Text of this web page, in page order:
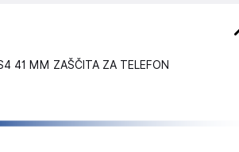
41 MM ZAŠČITA ZA TELEFON